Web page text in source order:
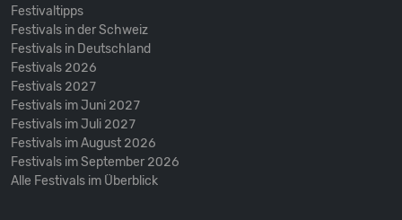
Festivaltipps
Festivals in der Schweiz
Festivals in Deutschland
Festivals 2026
Festivals 2027
Festivals im Juni 2027
Festivals im Juli 2027
Festivals im August 2026
Festivals im September 2026
Alle Festivals im Überblick